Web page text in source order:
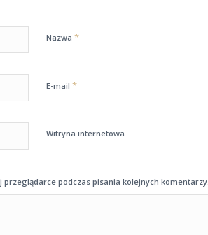
Nazwa *
E-mail *
Witryna internetowa
podczas pisania kolejnych komentarzy.